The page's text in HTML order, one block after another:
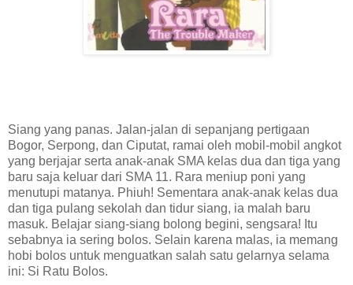
Siang yang panas. Jalan-jalan di sepanjang pertigaan
Bogor, Serpong, dan Ciputat, ramai oleh mobil-mobil angkot
yang berjajar serta anak-anak SMA kelas dua dan tiga yang
baru saja keluar dari SMA 11. Rara meniup poni yang
menutupi matanya. Phiuh! Sementara anak-anak kelas dua
dan tiga pulang sekolah dan tidur siang, ia malah baru
masuk. Belajar siang-siang bolong begini, sengsara! Itu
sebabnya ia sering bolos. Selain karena malas, ia memang
hobi bolos untuk menguatkan salah satu gelarnya selama
ini: Si Ratu Bolos.